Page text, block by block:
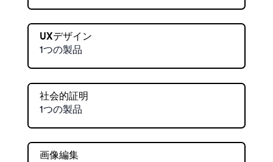
UXデザイン
1つの製品
社会的証明
1つの製品
画像編集